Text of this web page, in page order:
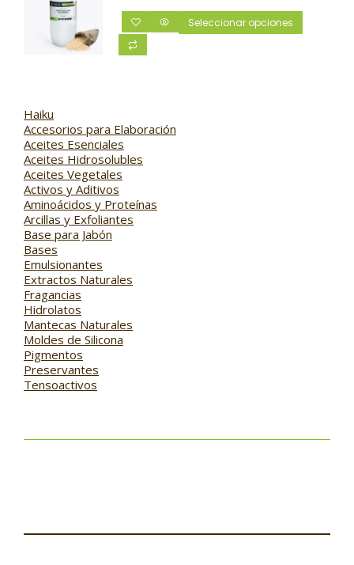
Seleccionar opciones
Haiku
Accesorios para Elaboración
Aceites Esenciales
Aceites Hidrosolubles
Aceites Vegetales
Activos y Aditivos
Aminoácidos y Proteínas
Arcillas y Exfoliantes
Base para Jabón
Bases
Emulsionantes
Extractos Naturales
Fragancias
Hidrolatos
Mantecas Naturales
Moldes de Silicona
Pigmentos
Preservantes
Tensoactivos